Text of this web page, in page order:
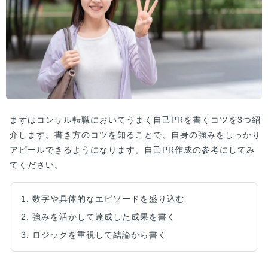
まずはコンサル転職においてうまく自己PRを書くコツを3つ紹
介します。書き方のコツを知ることで、自身の強みをしっかり
アピールできるようになります。自己PR作成の参考にしてみ
てください。
1. 数字や具体的なエピソードを盛り込む
2. 強みを活かして達成した成果を書く
3. ロジックを重視して結論から書く